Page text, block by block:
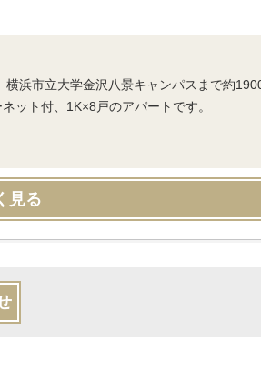
浜市立大学金沢八景キャンパスまで約
ット付、1K×8戸のアパートです。
見る